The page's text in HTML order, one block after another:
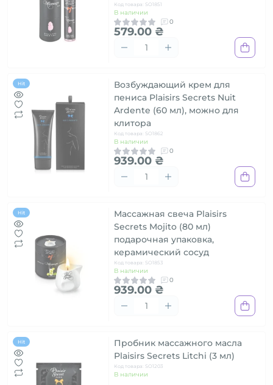
Код товара: SO1851
В наличии
0
579.00 ₴
Hit
Возбуждающий крем для
пениса Plaisirs Secrets Nuit
Ardente (60 мл), можно для
клитора
Код товара: SO1862
В наличии
0
939.00 ₴
Hit
Массажная свеча Plaisirs
Secrets Mojito (80 мл)
подарочная упаковка,
керамический сосуд
Код товара: SO1853
В наличии
0
939.00 ₴
Hit
Пробник массажного масла
Plaisirs Secrets Litchi (3 мл)
Код товара: SO1203
В наличии